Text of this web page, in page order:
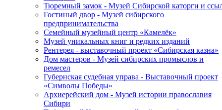
Тюремный замок - Музей Сибирской каторги и
Гостиный двор - Музей сибирского
предпринимательства
Семейный музейный центр «Камелёк»
Музей уникальных книг и редких изданий
Рентерея - выставочный проект «Сибирская казна»
Дом мастеров - Музей сибирских промыслов и
ремесел
Губернская судебная управа - Выставочный проект
«Символы Победы»
Архиерейский дом - Музей истории православия
Сибири